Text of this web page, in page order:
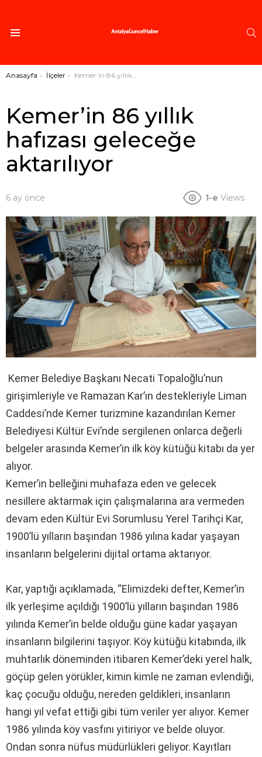
Buradasınız:
Anasayfa İlçeler Kemer’in 86 yıllık hafızası geleceğe aktarılıyor
Kemer’in 86 yıllık
hafızası geleceğe
aktarılıyor
6 ay önce 1-e Views
Kemer Belediye Başkanı Necati Topaloğlu’nun
girişimleriyle ve Ramazan Kar’ın destekleriyle Liman
Caddesi’nde Kemer turizmine kazandırılan Kemer
Belediyesi Kültür Evi’nde sergilenen onlarca değerli
belgeler arasında Kemer’in ilk köy kütüğü kitabı da yer
alıyor.
Kemer’in belleğini muhafaza eden ve gelecek
nesillere aktarmak için çalışmalarına ara vermeden
devam eden Kültür Evi Sorumlusu Yerel Tarihçi Kar,
1900’lü yılların başından 1986 yılına kadar yaşayan
insanların belgelerini dijital ortama aktarıyor.
Kar, yaptığı açıklamada, “Elimizdeki defter, Kemer’in
ilk yerleşime açıldığı 1900’lü yılların başından 1986
yılında Kemer’in belde olduğu güne kadar yaşayan
insanların bilgilerini taşıyor. Köy kütüğü kitabında, ilk
muhtarlık döneminden itibaren Kemer’deki yerel halk,
göçüp gelen yörükler, kimin kimle ne zaman evlendiği,
kaç çocuğu olduğu, nereden geldikleri, insanların
hangi yıl vefat ettiği gibi tüm veriler yer alıyor. Kemer
1986 yılında köy vasfını yitiriyor ve belde oluyor.
Ondan sonra nüfus müdürlükleri geliyor. Kayıtları